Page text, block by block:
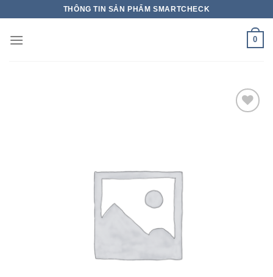
THÔNG TIN SẢN PHẨM SMARTCHECK
0